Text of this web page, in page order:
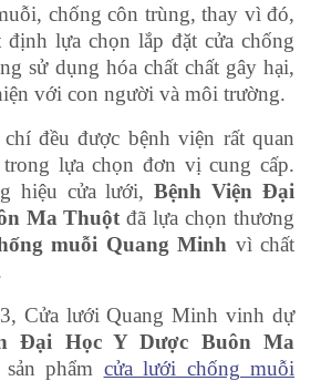
chống côn trùng, thay vì đó,
lựa chọn lắp đặt cửa chống
sử dụng hóa chất chất gây hại,
với con người và môi trường.
đều được bệnh viện rất quan
lựa chọn đơn vị cung cấp.
hiệu cửa lưới,Bệnh Viện Đại
Ma Thuột đã lựa chọn thương
muỗi Quang Minh vì chất
Cửa lưới Quang Minh vinh dự
Đại Học Y Dược Buôn Ma
phẩm cửa lưới chống muỗi